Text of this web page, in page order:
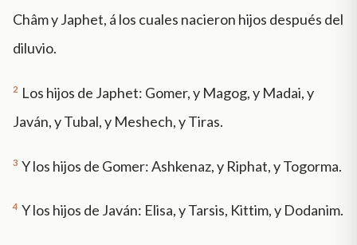
nt faith "peace that passeth" grace -law
Châm y Japhet, á los cuales nacieron hijos después del
diluvio.
2 Los hijos de Japhet: Gomer, y Magog, y Madai, y
Javán, y Tubal, y Meshech, y Tiras.
3 Y los hijos de Gomer: Ashkenaz, y Riphat, y Togorma.
4 Y los hijos de Javán: Elisa, y Tarsis, Kittim, y Dodanim.